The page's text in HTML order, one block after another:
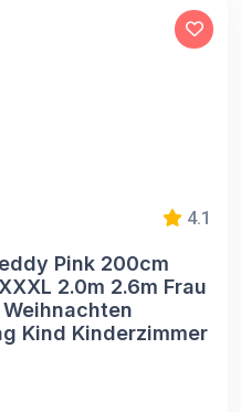
4.1
Pink 200cm
2.0m 2.6m Frau
Kind Kinderzimmer